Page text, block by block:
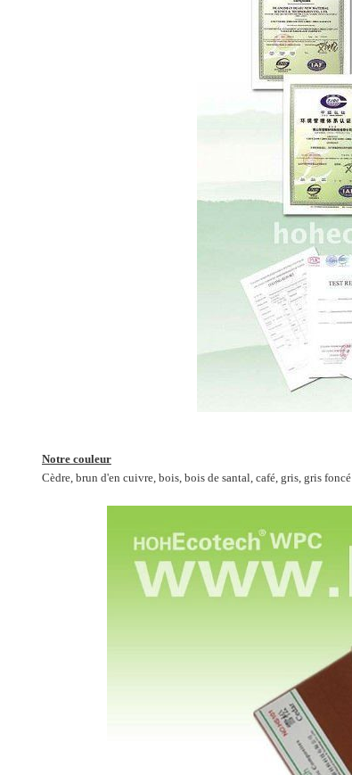
Notre couleur
Cèdre, brun d'en cuivre, bois, bois de santal, café, gris, gris foncé